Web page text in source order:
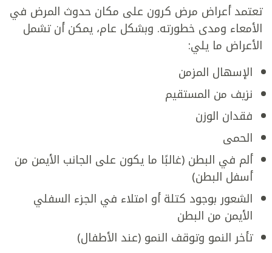
تعتمد أعراض مرض كرون على مكان حدوث المرض في
الأمعاء ومدى خطورته. وبشكل عام، يمكن أن تشمل
الأعراض ما يلي:
الإسهال المزمن
نزيف من المستقيم
فقدان الوزن
الحمى
ألم في البطن (غالبًا ما يكون على الجانب الأيمن من
أسفل البطن)
الشعور بوجود كتلة أو امتلاء في الجزء السفلي
الأيمن من البطن
تأخر النمو وتوقف النمو (عند الأطفال)